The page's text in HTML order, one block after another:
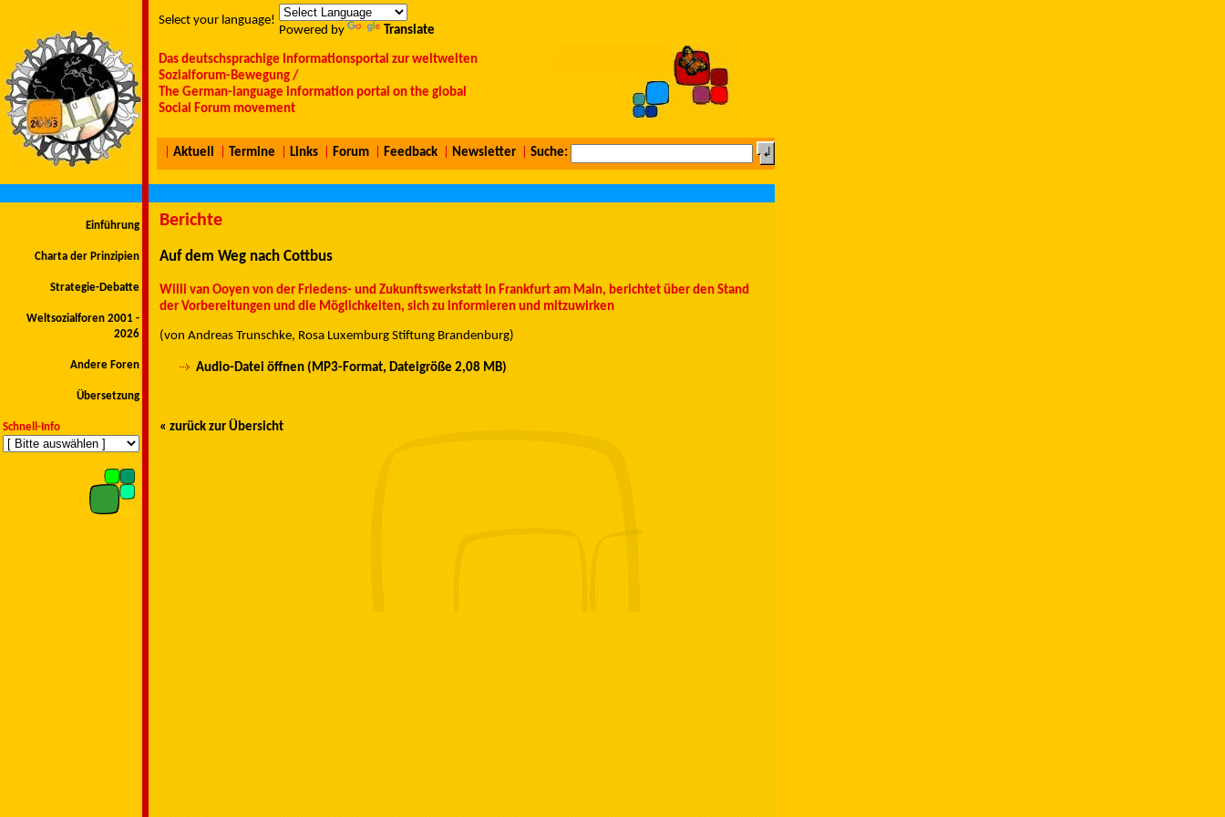
Select your language!
Powered by Translate
Das deutschsprachige Informationsportal zur weltweiten
Sozialforum-Bewegung /
The German-language information portal on the global
Social Forum movement
Aktuell Termine Links Forum Feedback Newsletter Suche:
Einführung
Charta der Prinzipien
Strategie-Debatte
Weltsozialforen 2001 -
2026
Andere Foren
Übersetzung
Schnell-Info
Berichte
Auf dem Weg nach Cottbus
Willi van Ooyen von der Friedens- und Zukunftswerkstatt in Frankfurt am Main, berichtet über den Stand
der Vorbereitungen und die Möglichkeiten, sich zu informieren und mitzuwirken
(von Andreas Trunschke, Rosa Luxemburg Stiftung Brandenburg)
Audio-Datei öffnen (MP3-Format, Dateigröße 2,08 MB)
« zurück zur Übersicht